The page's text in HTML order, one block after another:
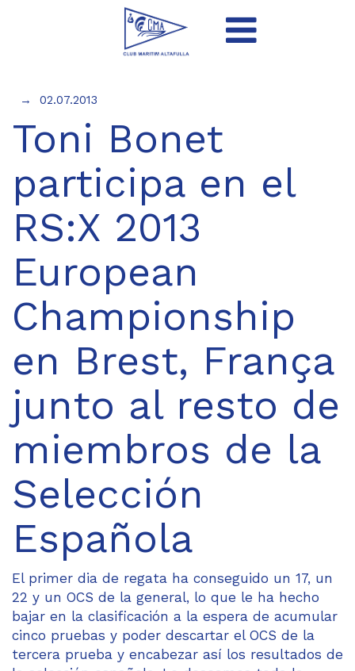
02.07.2013
Toni Bonet
participa en el
RS:X 2013
European
Championship
en Brest, França
junto al resto de
miembros de la
Selección
Española
El primer dia de regata ha conseguido un 17, un
22 y un OCS de la general, lo que le ha hecho
bajar en la clasificación a la espera de acumular
cinco pruebas y poder descartar el OCS de la
tercera prueba y encabezar así los resultados de